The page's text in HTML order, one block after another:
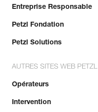
Entreprise Responsable
Petzl Fondation
Petzl Solutions
AUTRES SITES WEB PETZL
Opérateurs
Intervention